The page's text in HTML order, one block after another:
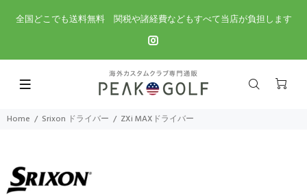
全国どこでも送料無料 関税や諸経費などもすべて当店が負担します
Home Srixon ドライバー ZXi MAXドライバー